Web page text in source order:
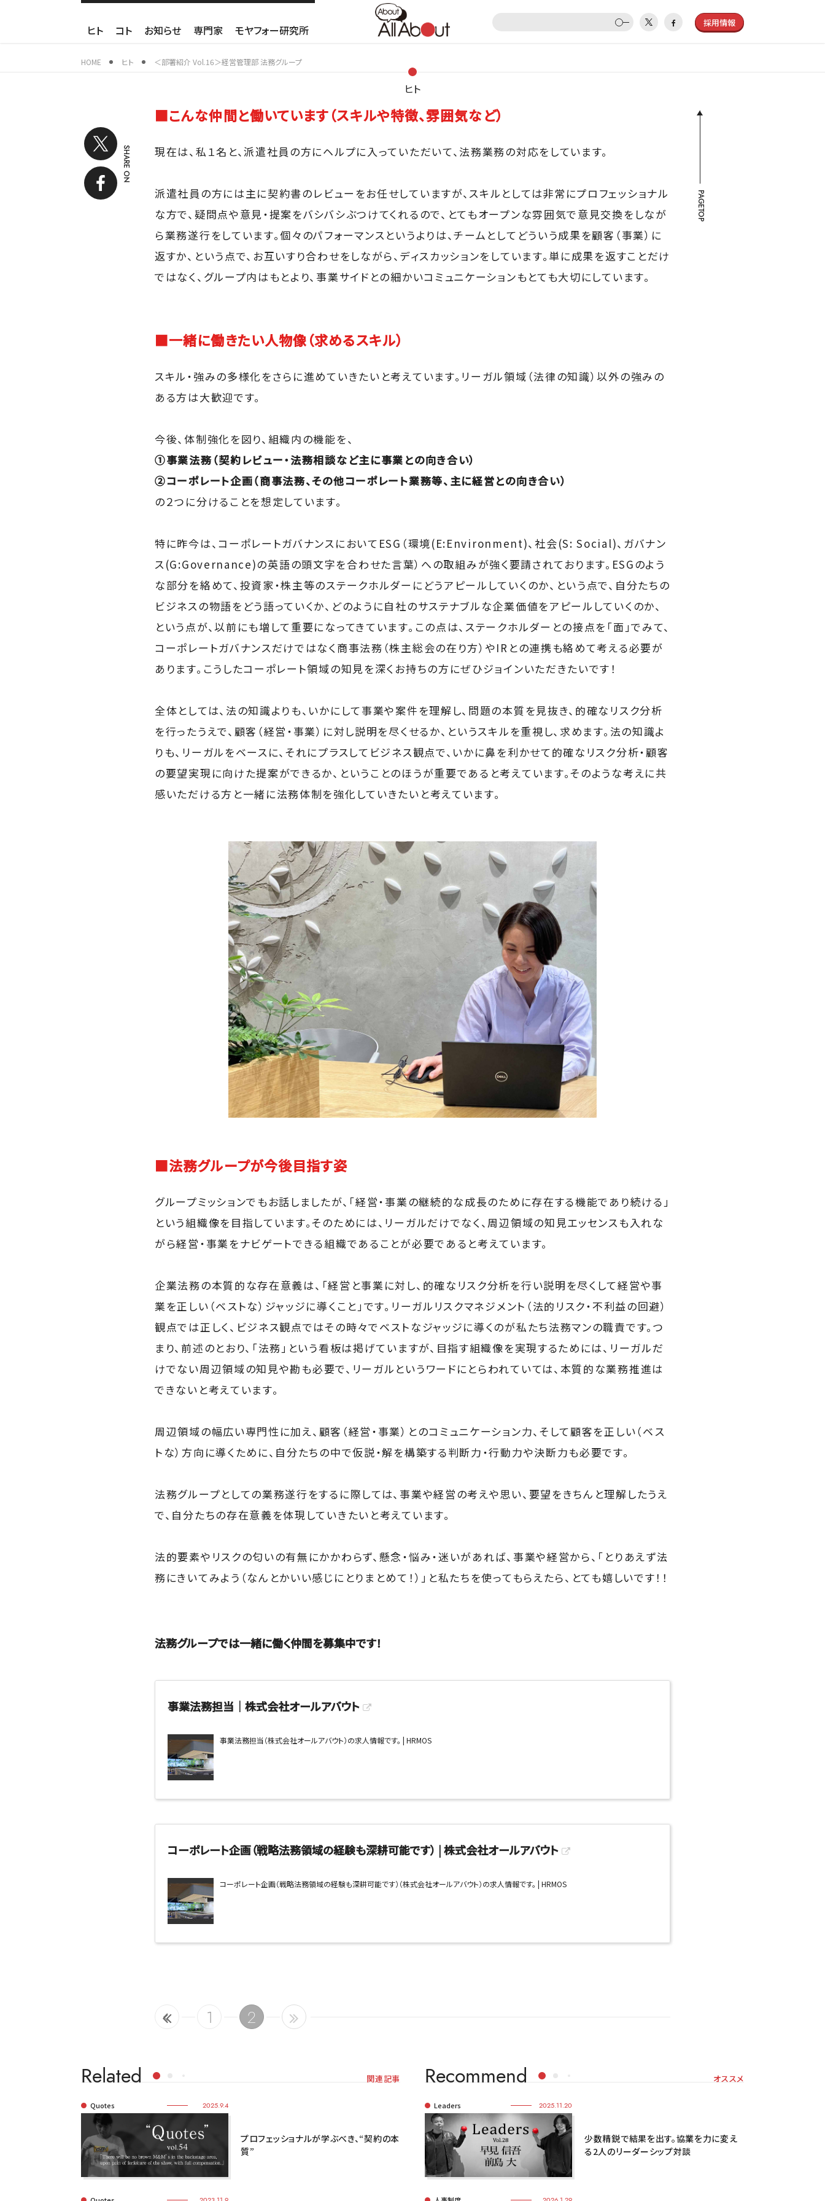
ヒト コト お知らせ 専門家 モヤフォー研究所
採用情報
HOME ヒト ＜部署紹介 Vol.16＞経営管理部 法務グループ
ヒト
SHARE ON
■こんな仲間と働いています（スキルや特徴、雰囲気など）
現在は、私１名と、派遣社員の方にヘルプに入っていただいて、法務業務の対応をしています。
派遣社員の方には主に契約書のレビューをお任せしていますが、スキルとしては非常にプロフェッショナル
な方で、疑問点や意見・提案をバシバシぶつけてくれるので、とてもオープンな雰囲気で意見交換をしなが
ら業務遂行をしています。個々のパフォーマンスというよりは、チームとしてどういう成果を顧客（事業）に
返すか、という点で、お互いすり合わせをしながら、ディスカッションをしています。単に成果を返すことだけ
ではなく、グループ内はもとより、事業サイドとの細かいコミュニケーションもとても大切にしています。
■一緒に働きたい人物像（求めるスキル）
スキル・強みの多様化をさらに進めていきたいと考えています。リーガル領域（法律の知識）以外の強みの
ある方は大歓迎です。
今後、体制強化を図り、組織内の機能を、
①事業法務（契約レビュー・法務相談など主に事業との向き合い）
②コーポレート企画（商事法務、その他コーポレート業務等、主に経営との向き合い）
の２つに分けることを想定しています。
特に昨今は、コーポレートガバナンスにおいてESG（環境(E:Environment)、社会(S: Social)、ガバナン
ス(G:Governance)の英語の頭文字を合わせた言葉）への取組みが強く要請されております。ESGのよう
な部分を絡めて、投資家・株主等のステークホルダーにどうアピールしていくのか、という点で、自分たちの
ビジネスの物語をどう語っていくか、どのように自社のサステナブルな企業価値をアピールしていくのか、
という点が、以前にも増して重要になってきています。この点は、ステークホルダーとの接点を「面」でみて、
コーポレートガバナンスだけではなく商事法務（株主総会の在り方）やIRとの連携も絡めて考える必要が
あります。こうしたコーポレート領域の知見を深くお持ちの方にぜひジョインいただきたいです！
全体としては、法の知識よりも、いかにして事業や案件を理解し、問題の本質を見抜き、的確なリスク分析
を行ったうえで、顧客（経営・事業）に対し説明を尽くせるか、というスキルを重視し、求めます。法の知識よ
りも、リーガルをベースに、それにプラスしてビジネス観点で、いかに鼻を利かせて的確なリスク分析・顧客
の要望実現に向けた提案ができるか、ということのほうが重要であると考えています。そのような考えに共
感いただける方と一緒に法務体制を強化していきたいと考えています。
■法務グループが今後目指す姿
グループミッションでもお話しましたが、「経営・事業の継続的な成長のために存在する機能であり続ける」
という組織像を目指しています。そのためには、リーガルだけでなく、周辺領域の知見エッセンスも入れな
がら経営・事業をナビゲートできる組織であることが必要であると考えています。
企業法務の本質的な存在意義は、「経営と事業に対し、的確なリスク分析を行い説明を尽くして経営や事
業を正しい（ベストな）ジャッジに導くこと」です。リーガルリスクマネジメント（法的リスク・不利益の回避）
観点では正しく、ビジネス観点ではその時々でベストなジャッジに導くのが私たち法務マンの職責です。つ
まり、前述のとおり、「法務」という看板は掲げていますが、目指す組織像を実現するためには、リーガルだ
けでない周辺領域の知見や勘も必要で、リーガルというワードにとらわれていては、本質的な業務推進は
できないと考えています。
周辺領域の幅広い専門性に加え、顧客（経営・事業）とのコミュニケーション力、そして顧客を正しい（ベス
トな）方向に導くために、自分たちの中で仮説・解を構築する判断力・行動力や決断力も必要です。
法務グループとしての業務遂行をするに際しては、事業や経営の考えや思い、要望をきちんと理解したうえ
で、自分たちの存在意義を体現していきたいと考えています。
法的要素やリスクの匂いの有無にかかわらず、懸念・悩み・迷いがあれば、事業や経営から、「とりあえず法
務にきいてみよう（なんとかいい感じにとりまとめて！）」と私たちを使ってもらえたら、とても嬉しいです！！
法務グループでは一緒に働く仲間を募集中です！
事業法務担当｜株式会社オールアバウト
事業法務担当（株式会社オールアバウト）の求人情報です。 | HRMOS
コーポレート企画（戦略法務領域の経験も深耕可能です） | 株式会社オールアバウト
コーポレート企画（戦略法務領域の経験も深耕可能です）（株式会社オールアバウト）の求人情報です。 | HRMOS
1 2
PAGETOP
Related 関連記事
Quotes 2025.9.4
プロフェッショナルが学ぶべき、“契約の本
質”
Recommend オススメ
Leaders 2025.11.20
少数精鋭で結果を出す。協業を力に変え
る2人のリーダーシップ対談